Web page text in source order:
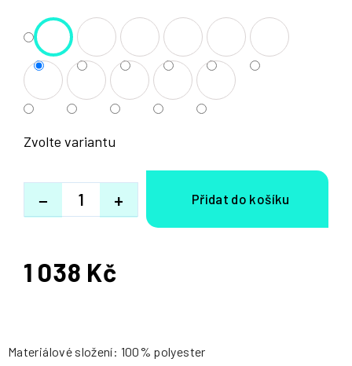
Zvolte variantu
+
−
1 038 Kč
Měrná
Materiálové složení: 100% polyester